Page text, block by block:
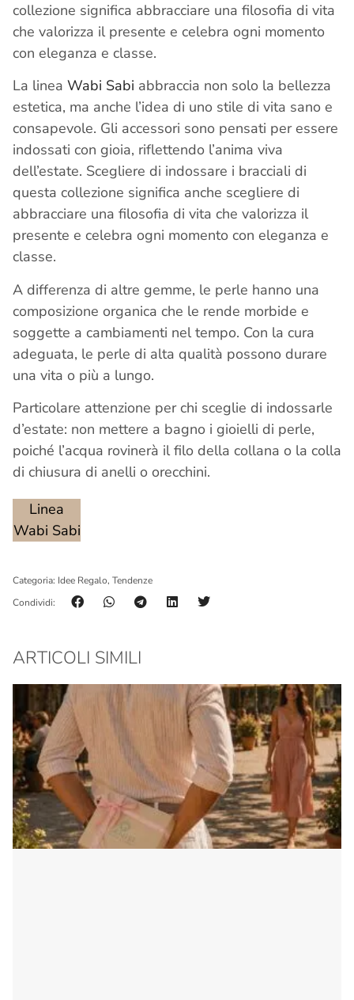
collezione significa abbracciare una filosofia di vita
che valorizza il presente e celebra ogni momento
con eleganza e classe.
La linea Wabi Sabi abbraccia non solo la bellezza
estetica, ma anche l’idea di uno stile di vita sano e
consapevole. Gli accessori sono pensati per essere
indossati con gioia, riflettendo l’anima viva
dell’estate. Scegliere di indossare i bracciali di
questa collezione significa anche scegliere di
abbracciare una filosofia di vita che valorizza il
presente e celebra ogni momento con eleganza e
classe.
A differenza di altre gemme, le perle hanno una
composizione organica che le rende morbide e
soggette a cambiamenti nel tempo. Con la cura
adeguata, le perle di alta qualità possono durare
una vita o più a lungo.
Particolare attenzione per chi sceglie di indossarle
d’estate: non mettere a bagno i gioielli di perle,
poiché l’acqua rovinerà il filo della collana o la colla
di chiusura di anelli o orecchini.
Linea
Wabi Sabi
Categoria: Idee Regalo, Tendenze
Condividi:
ARTICOLI SIMILI